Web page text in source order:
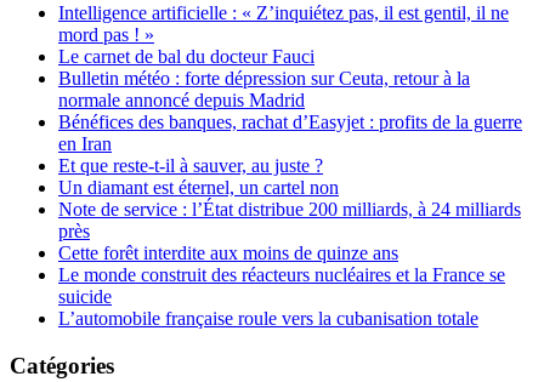
Intelligence artificielle : « Z’inquiétez pas, il est gentil, il ne
mord pas ! »
Le carnet de bal du docteur Fauci
Bulletin météo : forte dépression sur Ceuta, retour à la
normale annoncé depuis Madrid
Bénéfices des banques, rachat d’Easyjet : profits de la guerre
en Iran
Et que reste-t-il à sauver, au juste ?
Un diamant est éternel, un cartel non
Note de service : l’État distribue 200 milliards, à 24 milliards
près
Cette forêt interdite aux moins de quinze ans
Le monde construit des réacteurs nucléaires et la France se
suicide
L’automobile française roule vers la cubanisation totale
Catégories